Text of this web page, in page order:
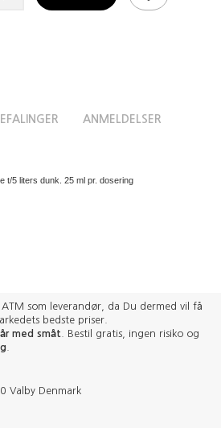
ANMELDELSER
t/5 liters dunk. 25 ml pr. dosering
som leverandør, da Du dermed vil få
bedste priser.
med småt . Bestil gratis, ingen risiko og
Valby Denmark